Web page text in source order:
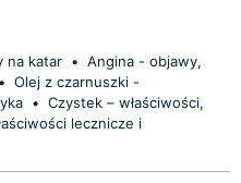
na katar • Angina - objawy,
• Olej z czarnuszki -
• Czystek – właściwości,
lecznicze i